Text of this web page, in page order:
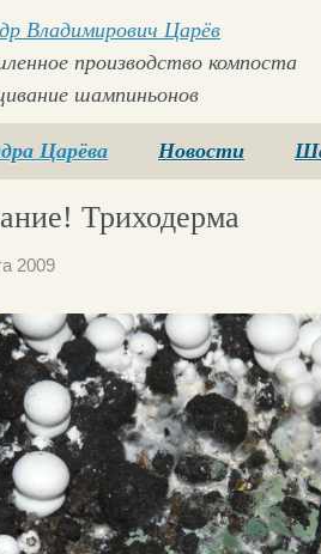
Владимирович Царёв
производство компоста
шампиньонов
Царёва Новости
Триходерма
2009